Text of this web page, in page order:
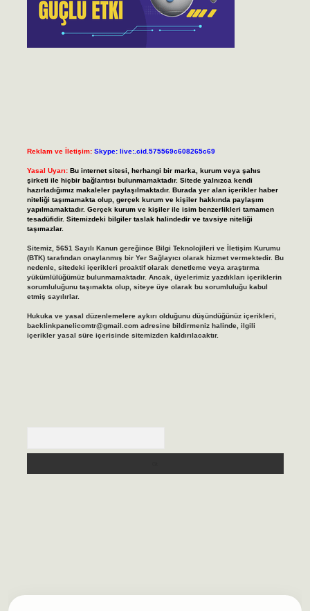
Reklam ve İletişim: Skype: live:.cid.575569c608265c69
Yasal Uyarı: Bu internet sitesi, herhangi bir marka, kurum veya şahıs
şirketi ile hiçbir bağlantısı bulunmamaktadır. Sitede yalnızca kendi
hazırladığımız makaleler paylaşılmaktadır. Burada yer alan içerikler haber
niteliği taşımamakta olup, gerçek kurum ve kişiler hakkında paylaşım
yapılmamaktadır. Gerçek kurum ve kişiler ile isim benzerlikleri tamamen
tesadüfidir. Sitemizdeki bilgiler taslak halindedir ve tavsiye niteliği
taşımazlar.
Sitemiz, 5651 Sayılı Kanun gereğince Bilgi Teknolojileri ve İletişim Kurumu
(BTK) tarafından onaylanmış bir Yer Sağlayıcı olarak hizmet vermektedir. Bu
nedenle, sitedeki içerikleri proaktif olarak denetleme veya araştırma
yükümlülüğümüz bulunmamaktadır. Ancak, üyelerimiz yazdıkları içeriklerin
sorumluluğunu taşımakta olup, siteye üye olarak bu sorumluluğu kabul
etmiş sayılırlar.
Hukuka ve yasal düzenlemelere aykırı olduğunu düşündüğünüz içerikleri,
backlinkpanelicomtr@gmail.comadresine bildirmeniz halinde, ilgili
içerikler yasal süre içerisinde sitemizden kaldırılacaktır.